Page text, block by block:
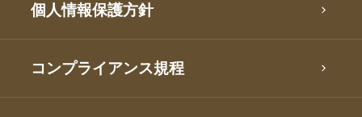
個人情報保護方針
コンプライアンス規程